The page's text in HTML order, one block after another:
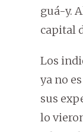
guá-y.
capital
Los
ya no
sus
lo